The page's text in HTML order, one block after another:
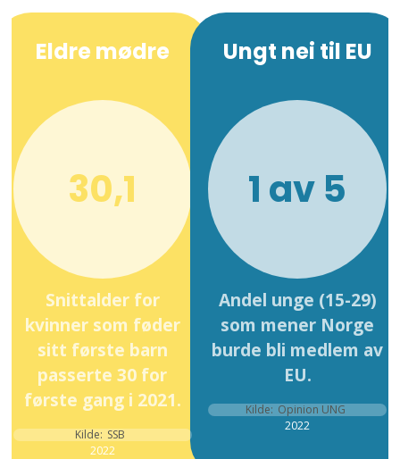
Eldre mødre
30,1
Snittalder for
kvinner som føder
sitt første barn
passerte 30 for
første gang i 2021.
Kilde: SSB
2022
Ungt nei til EU
1 av 5
Andel unge (15-29)
som mener Norge
burde bli medlem av
EU.
Kilde: Opinion UNG
2022